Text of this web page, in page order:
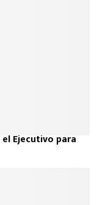
Ejecutivo para